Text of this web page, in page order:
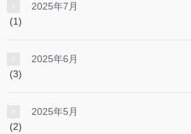
2025年7月
(1)
2025年6月
(3)
2025年5月
(2)